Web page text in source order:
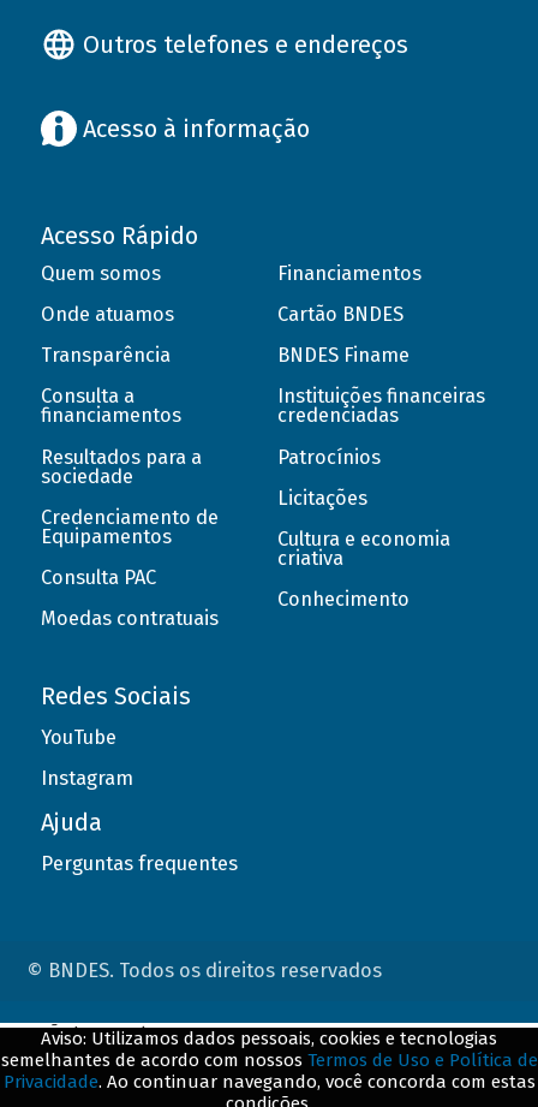
Outros telefones e endereços
Acesso à informação
Acesso Rápido
Quem somos
Onde atuamos
Transparência
Consulta a
financiamentos
Resultados para a
sociedade
Credenciamento de
Equipamentos
Consulta PAC
Moedas contratuais
Financiamentos
Cartão BNDES
BNDES Finame
Instituições financeiras
credenciadas
Patrocínios
Licitações
Cultura e economia
criativa
Conhecimento
Redes Sociais
YouTube
Instagram
Ajuda
Perguntas frequentes
© BNDES. Todos os direitos reservados
Aviso: Utilizamos dados pessoais, cookies e tecnologias
semelhantes de acordo com nossos Termos de Uso e Política de
Privacidade. Ao continuar navegando, você concorda com estas
ConteÃºdo complementar
${title}${badge}